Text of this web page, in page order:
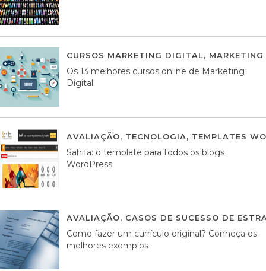
CURSOS MARKETING DIGITAL,
Os 13 melhores cursos online de Marketing
Digital
AVALIAÇÃO, TECNOLOGIA, TEMPLATES
Sahifa: o template para todos os blogs
WordPress
AVALIAÇÃO, CASOS DE SUCESSO DE
Como fazer um currículo original? Conheça os
melhores exemplos